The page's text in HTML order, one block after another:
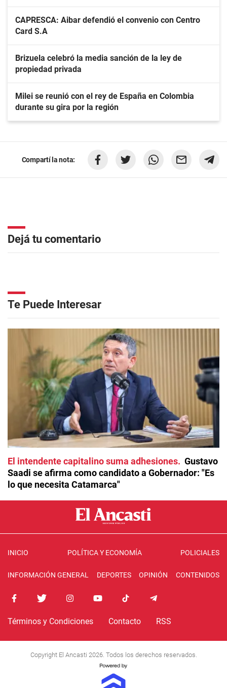
CAPRESCA: Aibar defendió el convenio con Centro
Card S.A
Brizuela celebró la media sanción de la ley de
propiedad privada
Milei se reunió con el rey de España en Colombia
durante su gira por la región
Compartí la nota:
Dejá tu comentario
Te Puede Interesar
El intendente capitalino suma adhesiones
Gustavo
Saadi se afirma como candidato a Gobernador: "Es
lo que necesita Catamarca"
INICIO POLÍTICA Y ECONOMÍA POLICIALES
INFORMACIÓN GENERAL DEPORTES OPINIÓN CONTENIDOS
Términos y Condiciones Contacto RSS
Copyright El Ancasti 2026. Todos los derechos reservados.